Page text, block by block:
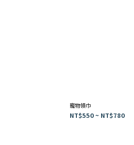
寵物領巾
NT$550 ~ NT$780